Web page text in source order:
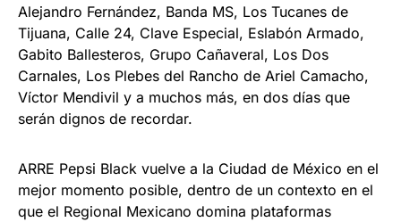
Alejandro Fernández, Banda MS, Los Tucanes de
Tijuana, Calle 24, Clave Especial, Eslabón Armado,
Gabito Ballesteros, Grupo Cañaveral, Los Dos
Carnales, Los Plebes del Rancho de Ariel Camacho,
Víctor Mendivil y a muchos más, en dos días que
serán dignos de recordar.
ARRE Pepsi Black vuelve a la Ciudad de México en el
mejor momento posible, dentro de un contexto en el
que el Regional Mexicano domina plataformas